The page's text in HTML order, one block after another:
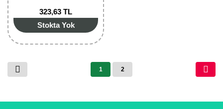
323,63 TL
Stokta Yok
1 2